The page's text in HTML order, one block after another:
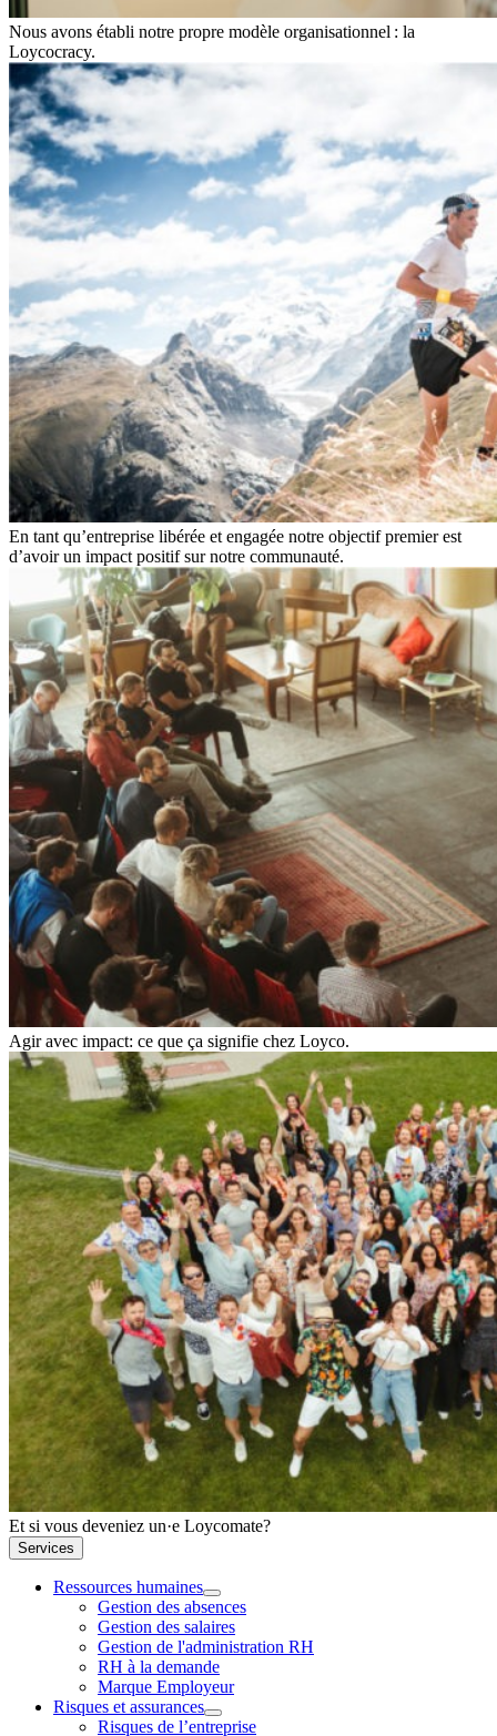
Nous avons établi notre propre modèle organisationnel : la
Loycocracy.
En tant qu’entreprise libérée et engagée notre objectif premier est
d’avoir un impact positif sur notre communauté.
Agir avec impact: ce que ça signifie chez Loyco.
Et si vous deveniez un·e Loycomate?
Services
Ressources humaines
Gestion des absences
Gestion des salaires
Gestion de l'administration RH
RH à la demande
Marque Employeur
Risques et assurances
Risques de l’entreprise